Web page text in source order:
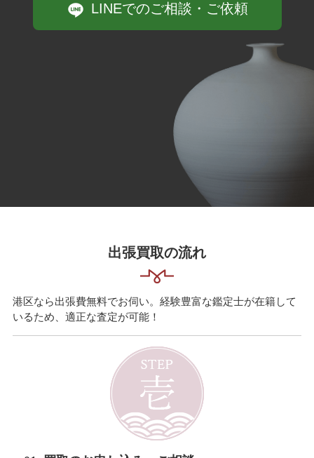
LINEでのご相談・ご依頼
出張買取の流れ
港区なら出張費無料でお伺い。経験豊富な鑑定士が在籍して
いるため、適正な査定が可能！